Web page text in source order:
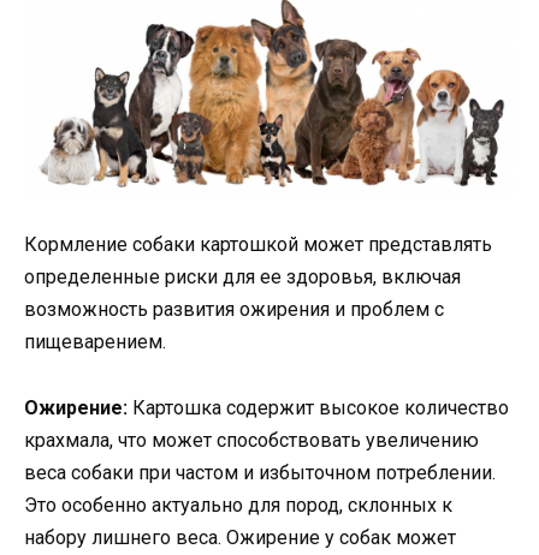
Кормление собаки картошкой может представлять
определенные риски для ее здоровья, включая
возможность развития ожирения и проблем с
пищеварением.
Ожирение: Картошка содержит высокое количество
крахмала, что может способствовать увеличению
веса собаки при частом и избыточном потреблении.
Это особенно актуально для пород, склонных к
набору лишнего веса. Ожирение у собак может